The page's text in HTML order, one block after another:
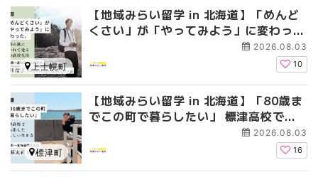
【地域みらい留学 in 北海道】「めんど
くさい」が「やってみよう」に変わっ
た。 十勝の風に吹かれて走る、僕の泥
臭くて自由な高校生活
2026.08.03
10
上士幌町
【地域みらい留学 in 北海道】「80歳ま
でこの町で暮らしたい」 標津高校で踏
2026.08.03
16
標津町